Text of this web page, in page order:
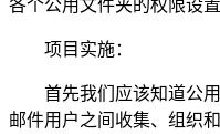
各个公用文件夹的权限设置
项目实施：
首先我们应该知道公用
邮件用户之间收集、组织